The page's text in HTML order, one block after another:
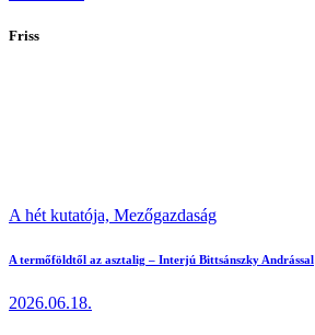
Friss
A hét kutatója, Mezőgazdaság
A termőföldtől az asztalig – Interjú Bittsánszky Andrással
2026.06.18.